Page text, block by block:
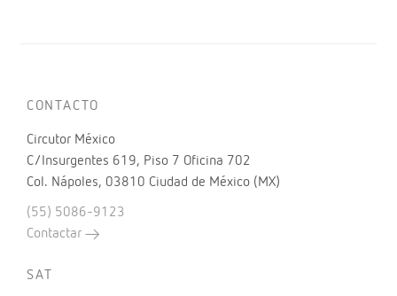
CONTACTO
Circutor México
C/Insurgentes 619, Piso 7 Oficina 702
Col. Nápoles, 03810 Ciudad de México (MX)
(55) 5086-9123
Contactar
SAT